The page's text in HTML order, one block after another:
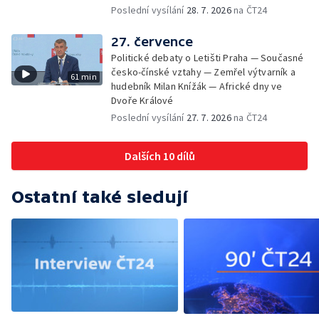
Poslední vysílání 28. 7. 2026na ČT24
61 min
27. července
Politické debaty o Letišti Praha — Současné
česko-čínské vztahy — Zemřel výtvarník a
hudebník Milan Knížák — Africké dny ve
Dvoře Králové
Poslední vysílání 27. 7. 2026na ČT24
Dalších 10 dílů
Ostatní také sledují